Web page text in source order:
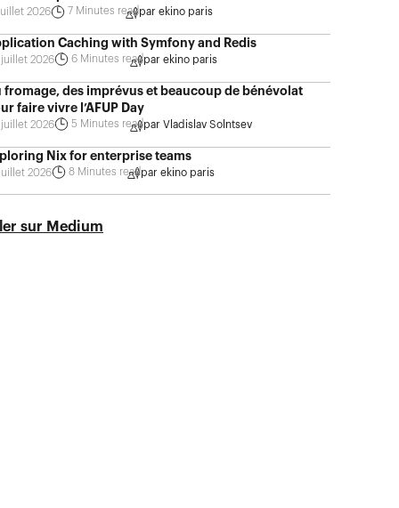
2026 7 Minutes readpar ekino paris
Caching with Symfony and Redis
2026 6 Minutes readpar ekino paris
fromage, des imprévus et beaucoup de bénévolat
faire vivre l’AFUP Day
2026 5 Minutes readpar Vladislav Solntsev
Nix for enterprise teams
2026 8 Minutes readpar ekino paris
sur Medium